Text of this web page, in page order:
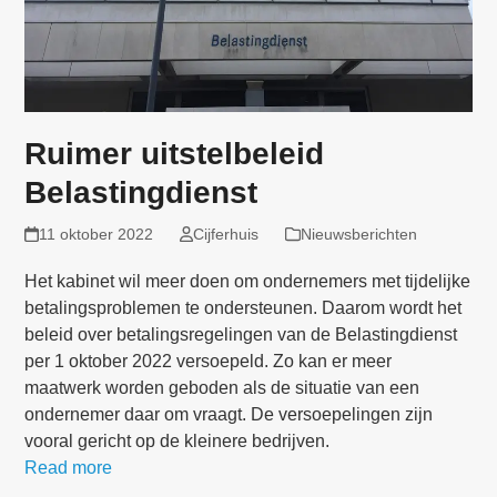
Ruimer uitstelbeleid
Belastingdienst
11 oktober 2022 Cijferhuis Nieuwsberichten
Het kabinet wil meer doen om ondernemers met tijdelijke
betalingsproblemen te ondersteunen. Daarom wordt het
beleid over betalingsregelingen van de Belastingdienst
per 1 oktober 2022 versoepeld. Zo kan er meer
maatwerk worden geboden als de situatie van een
ondernemer daar om vraagt. De versoepelingen zijn
vooral gericht op de kleinere bedrijven.
Read more